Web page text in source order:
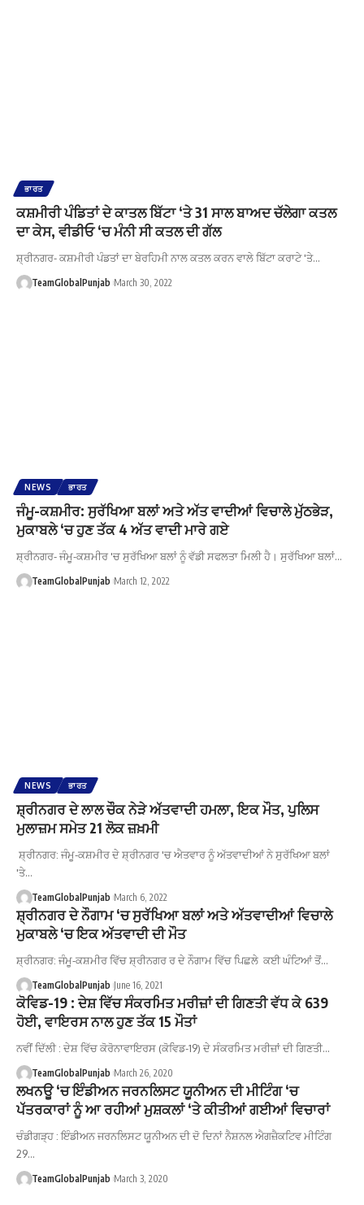
ਭਾਰਤ
ਕਸ਼ਮੀਰੀ ਪੰਡਿਤਾਂ ਦੇ ਕਾਤਲ ਬਿੱਟਾ ‘ਤੇ 31 ਸਾਲ ਬਾਅਦ ਚੱਲੇਗਾ ਕਤਲ
ਦਾ ਕੇਸ, ਵੀਡੀਓ ‘ਚ ਮੰਨੀ ਸੀ ਕਤਲ ਦੀ ਗੱਲ
ਸ਼੍ਰੀਨਗਰ- ਕਸ਼ਮੀਰੀ ਪੰਡਤਾਂ ਦਾ ਬੇਰਹਿਮੀ ਨਾਲ ਕਤਲ ਕਰਨ ਵਾਲੇ ਬਿੱਟਾ ਕਰਾਟੇ 'ਤੇ…
TeamGlobalPunjab March 30, 2022
NEWS ਭਾਰਤ
ਜੰਮੂ-ਕਸ਼ਮੀਰ: ਸੁਰੱਖਿਆ ਬਲਾਂ ਅਤੇ ਅੱਤ ਵਾਦੀਆਂ ਵਿਚਾਲੇ ਮੁੱਠਭੇੜ,
ਮੁਕਾਬਲੇ ‘ਚ ਹੁਣ ਤੱਕ 4 ਅੱਤ ਵਾਦੀ ਮਾਰੇ ਗਏ
ਸ਼੍ਰੀਨਗਰ- ਜੰਮੂ-ਕਸ਼ਮੀਰ 'ਚ ਸੁਰੱਖਿਆ ਬਲਾਂ ਨੂੰ ਵੱਡੀ ਸਫਲਤਾ ਮਿਲੀ ਹੈ। ਸੁਰੱਖਿਆ ਬਲਾਂ…
TeamGlobalPunjab March 12, 2022
NEWS ਭਾਰਤ
ਸ਼੍ਰੀਨਗਰ ਦੇ ਲਾਲ ਚੌਕ ਨੇੜੇ ਅੱਤਵਾਦੀ ਹਮਲਾ, ਇਕ ਮੌਤ, ਪੁਲਿਸ
ਮੁਲਾਜ਼ਮ ਸਮੇਤ 21 ਲੋਕ ਜ਼ਖ਼ਮੀ
ਸ਼੍ਰੀਨਗਰ: ਜੰਮੂ-ਕਸ਼ਮੀਰ ਦੇ ਸ਼੍ਰੀਨਗਰ 'ਚ ਐਤਵਾਰ ਨੂੰ ਅੱਤਵਾਦੀਆਂ ਨੇ ਸੁਰੱਖਿਆ ਬਲਾਂ
'ਤੇ…
TeamGlobalPunjab March 6, 2022
ਸ਼੍ਰੀਨਗਰ ਦੇ ਨੌਗਾਮ ‘ਚ ਸੁਰੱਖਿਆ ਬਲਾਂ ਅਤੇ ਅੱਤਵਾਦੀਆਂ ਵਿਚਾਲੇ
ਮੁਕਾਬਲੇ ‘ਚ ਇਕ ਅੱਤਵਾਦੀ ਦੀ ਮੌਤ
ਸ਼੍ਰੀਨਗਰ: ਜੰਮੂ-ਕਸ਼ਮੀਰ ਵਿੱਚ ਸ਼੍ਰੀਨਗਰ ਰ ਦੇ ਨੌਗਾਮ ਵਿੱਚ ਪਿਛਲੇ ਕਈ ਘੰਟਿਆਂ ਤੋਂ…
TeamGlobalPunjab June 16, 2021
ਕੋਵਿਡ-19 : ਦੇਸ਼ ਵਿੱਚ ਸੰਕਰਮਿਤ ਮਰੀਜ਼ਾਂ ਦੀ ਗਿਣਤੀ ਵੱਧ ਕੇ 639
ਹੋਈ, ਵਾਇਰਸ ਨਾਲ ਹੁਣ ਤੱਕ 15 ਮੌਤਾਂ
ਨਵੀਂ ਦਿੱਲੀ : ਦੇਸ਼ ਵਿੱਚ ਕੋਰੋਨਾਵਾਇਰਸ (ਕੋਵਿਡ-19) ਦੇ ਸੰਕਰਮਿਤ ਮਰੀਜ਼ਾਂ ਦੀ ਗਿਣਤੀ…
TeamGlobalPunjab March 26, 2020
ਲਖਨਊ ‘ਚ ਇੰਡੀਅਨ ਜਰਨਲਿਸਟ ਯੂਨੀਅਨ ਦੀ ਮੀਟਿੰਗ ‘ਚ
ਪੱਤਰਕਾਰਾਂ ਨੂੰ ਆ ਰਹੀਆਂ ਮੁਸ਼ਕਲਾਂ ‘ਤੇ ਕੀਤੀਆਂ ਗਈਆਂ ਵਿਚਾਰਾਂ
ਚੰਡੀਗੜ੍ਹ : ਇੰਡੀਅਨ ਜਰਨਲਿਸਟ ਯੂਨੀਅਨ ਦੀ ਦੋ ਦਿਨਾਂ ਨੈਸ਼ਨਲ ਐਗਜ਼ੈਕਟਿਵ ਮੀਟਿੰਗ
29…
TeamGlobalPunjab March 3, 2020